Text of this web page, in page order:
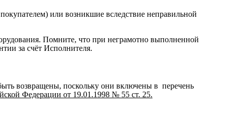
или возникшие вследствие неправильной
Помните, что при неграмотно выполненной
за счёт Исполнителя.
возвращены, поскольку они включены в перечень
Федерации от 19.01.1998 № 55 ст. 25.